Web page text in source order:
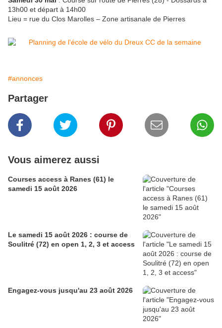
13h00 et départ à 14h00
Lieu = rue du Clos Marolles – Zone artisanale de Pierres
#annonces
Partager
Vous aimerez aussi
Courses access à Ranes (61) le
samedi 15 août 2026
Le samedi 15 août 2026 : course de
Soulitré (72) en open 1, 2, 3 et access
Engagez-vous jusqu'au 23 août 2026